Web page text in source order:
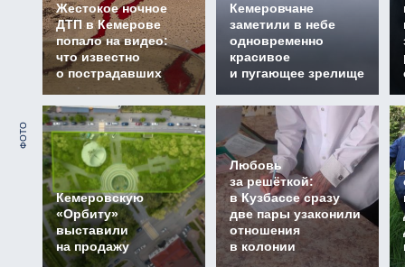
Жестокое ночное
ДТП в Кемерове
попало на видео:
что известно
о пострадавших
Кемеровчане
заметили в небе
одновременно
красивое
и пугающее зрелище
ФОТО
Кемеровскую
«Орбиту»
выставили
на продажу
Любовь
за решёткой:
в Кузбассе сразу
две пары узаконили
отношения
в колонии